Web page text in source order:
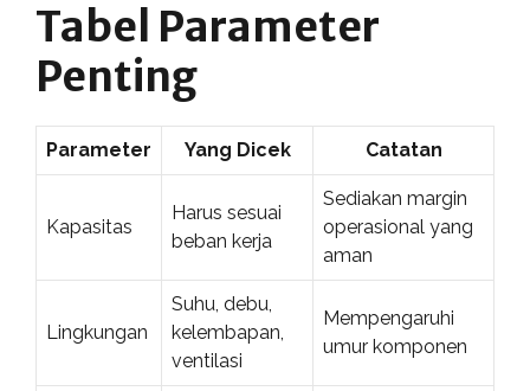
Tabel Parameter
Penting
Parameter Yang Dicek Catatan
Kapasitas
Harus sesuai
beban kerja
Sediakan margin
operasional yang
aman
Lingkungan
Suhu, debu,
kelembapan,
ventilasi
Mempengaruhi
umur komponen